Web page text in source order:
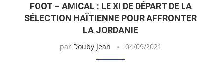
FOOT – AMICAL : LE XI DE DÉPART DE LA
SÉLECTION HAÏTIENNE POUR AFFRONTER
LA JORDANIE
par Douby Jean 04/09/2021